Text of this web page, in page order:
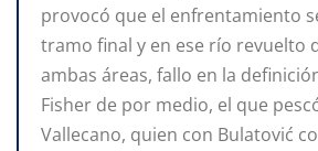
provocó que el enfrentamiento
tramo final y en ese río revuelto
ambas áreas, fallo en la
Fisher de por medio, el que
Vallecano, quien con Bulatović